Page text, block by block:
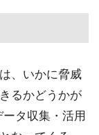
、いかに脅威
るかどうかが
タ収集・活用